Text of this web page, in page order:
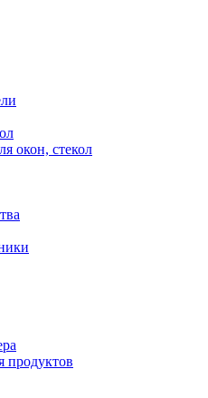
окон, стекол
продуктов